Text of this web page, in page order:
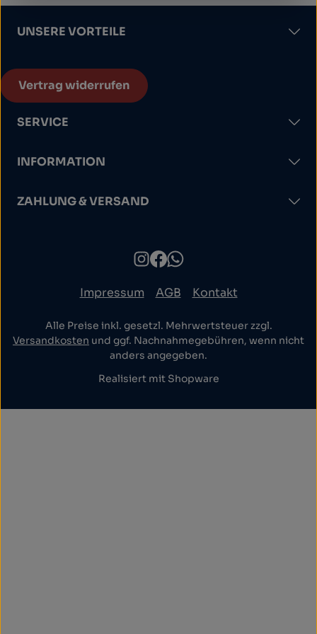
UNSERE VORTEILE
Vertrag widerrufen
SERVICE
INFORMATION
ZAHLUNG & VERSAND
Impressum AGB Kontakt
Alle Preise inkl. gesetzl. Mehrwertsteuer zzgl.
Versandkosten und ggf. Nachnahmegebühren, wenn nicht
anders angegeben.
Realisiert mit Shopware